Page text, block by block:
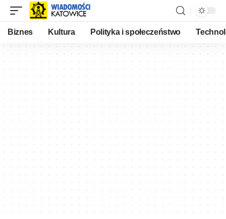
Biznes Kultura Polityka i społeczeństwo